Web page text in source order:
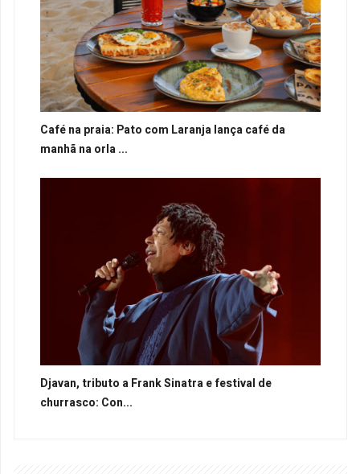
Café na praia: Pato com Laranja lança café da
manhã na orla ...
Djavan, tributo a Frank Sinatra e festival de
churrasco: Con...